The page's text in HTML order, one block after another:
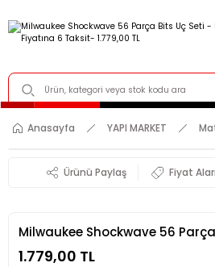
Anasayfa YAPI MARKET
Ürünü Paylaş Fiyat
Milwaukee Shockwave 56
1.779,00 TL